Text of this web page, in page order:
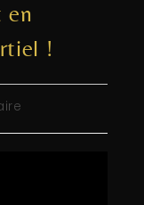
en
!